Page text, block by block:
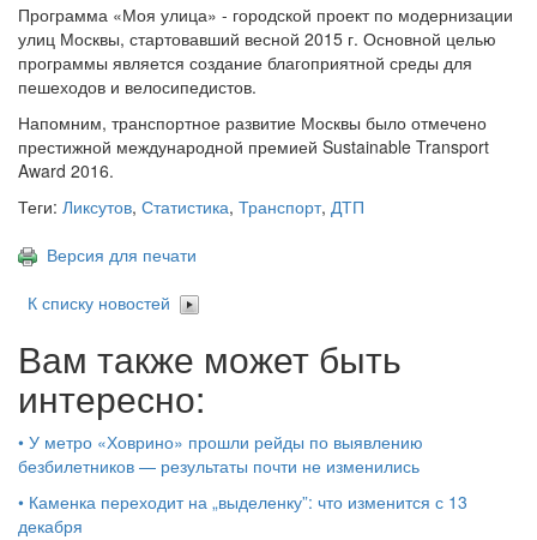
Программа «Моя улица» - городской проект по модернизации
улиц Москвы, стартовавший весной 2015 г. Основной целью
программы является создание благоприятной среды для
пешеходов и велосипедистов.
Напомним, транспортное развитие Москвы было отмечено
престижной международной премией Sustainable Transport
Award 2016.
Теги: Ликсутов, Статистика, Транспорт, ДТП
Версия для печати
К списку новостей
Вам также может быть
интересно:
• У метро «Ховрино» прошли рейды по выявлению
безбилетников — результаты почти не изменились
• Каменка переходит на „выделенку”: что изменится с 13
декабря